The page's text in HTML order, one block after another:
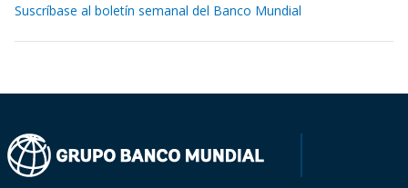
Suscríbase al boletín semanal del Banco Mundial